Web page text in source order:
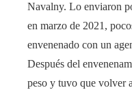
Navalny. Lo enviaron
en marzo de 2021,
envenenado con un
Después del
peso y tuvo que volver